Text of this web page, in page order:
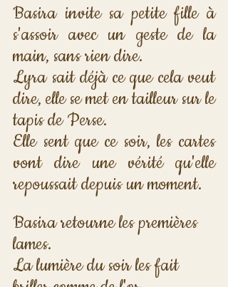
Basira invite sa petite fille à
s'assoir avec un geste de la
main, sans rien dire.
Lyra sait déjà ce que cela veut
dire, elle se met en tailleur sur le
tapis de Perse.
Elle sent que ce soir, les cartes
vont dire une vérité qu'elle
repoussait depuis un moment.
Basira retourne les premières
lames.
La lumière du soir les fait